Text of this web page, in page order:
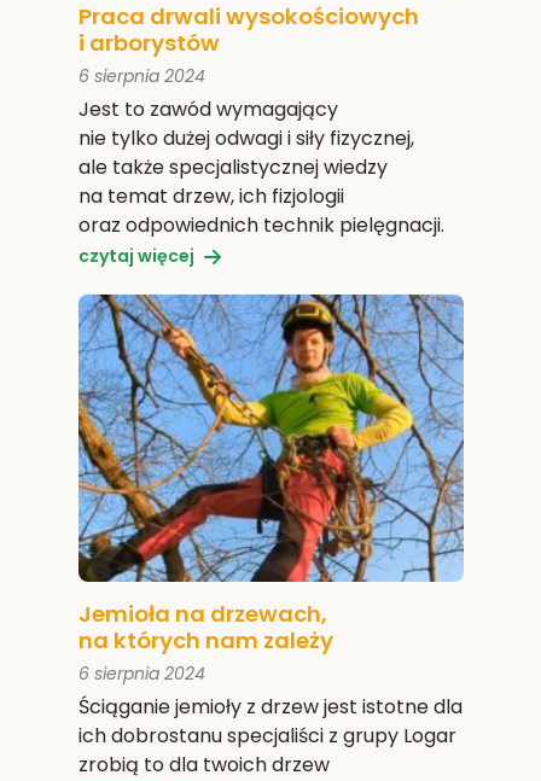
Praca drwali wysokościowych
i arborystów
6 sierpnia 2024
Jest to zawód wymagający
nie tylko dużej odwagi i siły fizycznej,
ale także specjalistycznej wiedzy
na temat drzew, ich fizjologii
oraz odpowiednich technik pielęgnacji.
czytaj więcej
Jemioła na drzewach,
na których nam zależy
6 sierpnia 2024
Ściąganie jemioły z drzew jest istotne dla
ich dobrostanu specjaliści z grupy Logar
zrobią to dla twoich drzew